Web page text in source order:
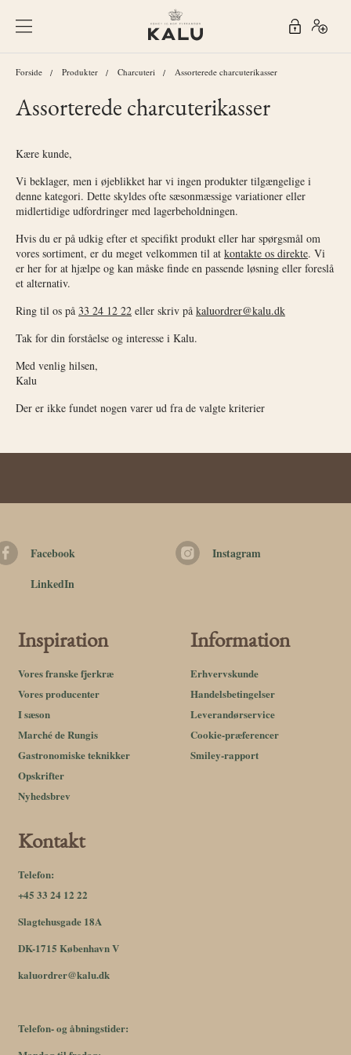
Forside Produkter Charcuteri Assorterede charcuterikasser
Assorterede charcuterikasser
Kære kunde,
Vi beklager, men i øjeblikket har vi ingen produkter tilgængelige i
denne kategori. Dette skyldes ofte sæsonmæssige variationer eller
midlertidige udfordringer med lagerbeholdningen.
Hvis du er på udkig efter et specifikt produkt eller har spørgsmål om
vores sortiment, er du meget velkommen til at kontakte os direkte. Vi
er her for at hjælpe og kan måske finde en passende løsning eller foreslå
et alternativ.
Ring til os på 33 24 12 22 eller skriv på kaluordrer@kalu.dk
Tak for din forståelse og interesse i Kalu.
Med venlig hilsen,
Kalu
Der er ikke fundet nogen varer ud fra de valgte kriterier
Facebook
Instagram
LinkedIn
Inspiration
Vores franske fjerkræ
Vores producenter
I sæson
Marché de Rungis
Gastronomiske teknikker
Opskrifter
Nyhedsbrev
Information
Erhvervskunde
Handelsbetingelser
Leverandørservice
Cookie-præferencer
Smiley-rapport
Kontakt
Telefon:
+45 33 24 12 22
Slagtehusgade 18A
DK-1715 København V
kaluordrer@kalu.dk
Telefon- og åbningstider: